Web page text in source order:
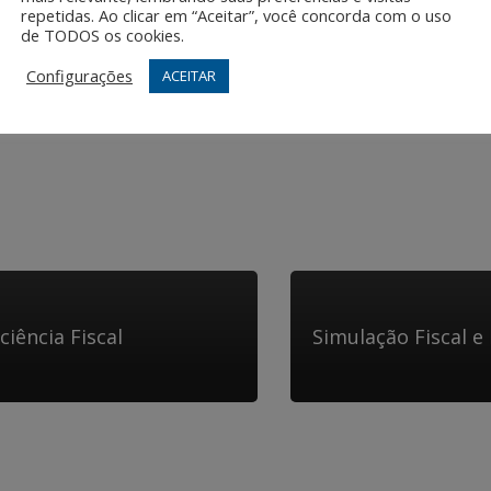
um papel fundamental na gestão de uma empresa. Ela
em dados concretos. Além disso, a contabilidade
Fiscal Simulação Fiscal
repetidas. Ao clicar em “Aceitar”, você concorda com o uso
de TODOS os cookies.
Configurações
ACEITAR